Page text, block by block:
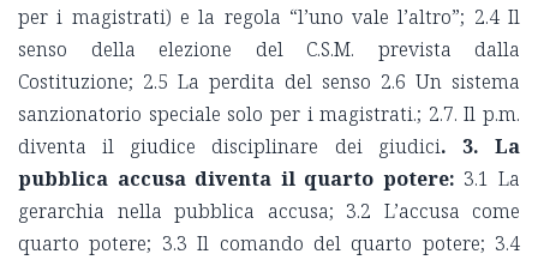
per i magistrati) e la regola “l’uno vale l’altro”; 2.4 Il
senso della elezione del C.S.M. prevista dalla
Costituzione; 2.5 La perdita del senso 2.6 Un sistema
sanzionatorio speciale solo per i magistrati.; 2.7. Il p.m.
diventa il giudice disciplinare dei giudici.
3. La
pubblica accusa diventa il quarto potere: 3.1 La
gerarchia nella pubblica accusa; 3.2 L’accusa come
quarto potere; 3.3 Il comando del quarto potere; 3.4